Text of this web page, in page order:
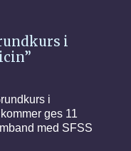
i
i
ges 11
med SFSS